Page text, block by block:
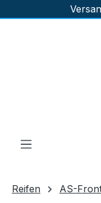
Zum Hauptinhalt
Reifen AS-